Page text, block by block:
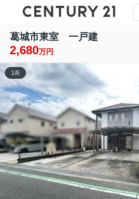
葛城市東室 一戸建
2,680万円
1/6